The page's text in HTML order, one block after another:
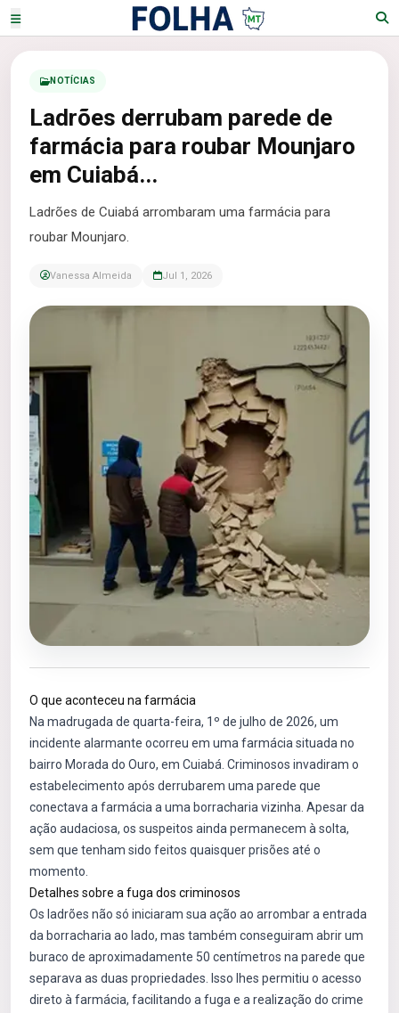
NOTÍCIAS
Ladrões derrubam parede de
farmácia para roubar Mounjaro
em Cuiabá...
Ladrões de Cuiabá arrombaram uma farmácia para
roubar Mounjaro.
Vanessa Almeida Jul 1, 2026
O que aconteceu na farmácia
Na madrugada de quarta-feira, 1º de julho de 2026, um
incidente alarmante ocorreu em uma farmácia situada no
bairro Morada do Ouro, em Cuiabá. Criminosos invadiram o
estabelecimento após derrubarem uma parede que
conectava a farmácia a uma borracharia vizinha. Apesar da
ação audaciosa, os suspeitos ainda permanecem à solta,
sem que tenham sido feitos quaisquer prisões até o
momento.
Detalhes sobre a fuga dos criminosos
Os ladrões não só iniciaram sua ação ao arrombar a entrada
da borracharia ao lado, mas também conseguiram abrir um
buraco de aproximadamente 50 centímetros na parede que
separava as duas propriedades. Isso lhes permitiu o acesso
direto à farmácia, facilitando a fuga e a realização do crime